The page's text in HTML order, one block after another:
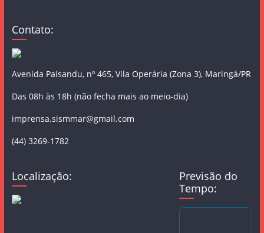
Contato:
Avenida Paisandu, nº 465, Vila Operária (Zona 3), Maringá/PR
Das 08h às 18h (não fecha mais ao meio-dia)
imprensa.sismmar@gmail.com
(44) 3269-1782
Localização:
Previsão do
Tempo: